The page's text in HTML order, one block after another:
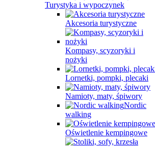
Turystyka i wypoczynek
Akcesoria turystyczne
Kompasy, scyzoryki i
nożyki
Lornetki, pompki, plecaki
Namioty, maty, śpiwory
Nordic
walking
Oświetlenie kempingowe